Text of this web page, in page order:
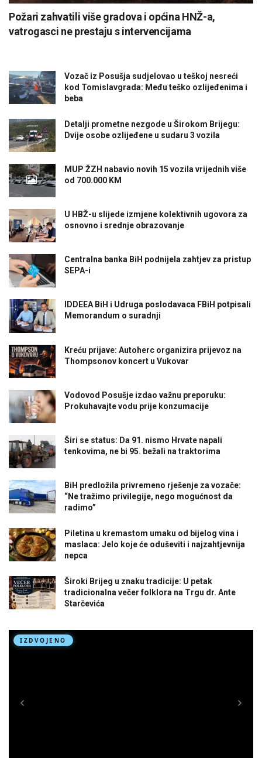
Požari zahvatili više gradova i općina HNŽ-a,
vatrogasci ne prestaju s intervencijama
Vozač iz Posušja sudjelovao u teškoj nesreći
kod Tomislavgrada: Među teško ozlijeđenima i
beba
Detalji prometne nezgode u Širokom Brijegu:
Dvije osobe ozlijeđene u sudaru 3 vozila
MUP ŽZH nabavio novih 15 vozila vrijednih više
od 700.000 KM
U HBŽ-u slijede izmjene kolektivnih ugovora za
osnovno i srednje obrazovanje
Centralna banka BiH podnijela zahtjev za pristup
SEPA-i
IDDEEA BiH i Udruga poslodavaca FBiH potpisali
Memorandum o suradnji
Kreću prijave: Autoherc organizira prijevoz na
Thompsonov koncert u Vukovar
Vodovod Posušje izdao važnu preporuku:
Prokuhavajte vodu prije konzumacije
Širi se status: Da 91. nismo Hrvate napali
tenkovima, ne bi 95. bežali na traktorima
BiH predložila privremeno rješenje za vozače:
“Ne tražimo privilegije, nego mogućnost da
radimo”
Piletina u kremastom umaku od bijelog vina i
maslaca: Jelo koje će oduševiti i najzahtjevnija
nepca
Široki Brijeg u znaku tradicije: U petak
tradicionalna večer folklora na Trgu dr. Ante
Starčevića